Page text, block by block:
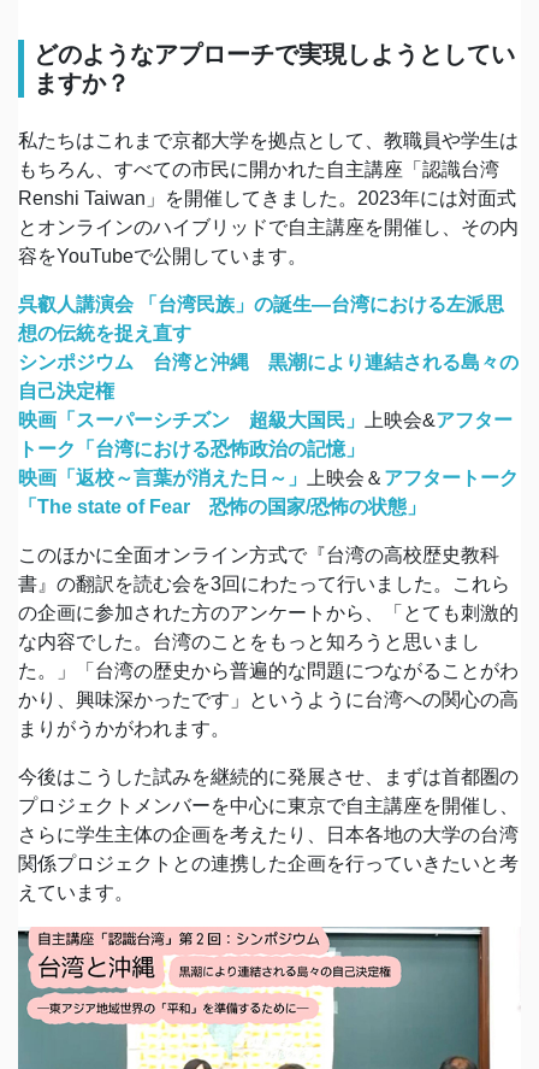
どのようなアプローチで実現しようとしてい
ますか？
私たちはこれまで京都大学を拠点として、教職員や学生は
もちろん、すべての市民に開かれた自主講座「認識台湾
Renshi Taiwan」を開催してきました。2023年には対面式
とオンラインのハイブリッドで自主講座を開催し、その内
容をYouTubeで公開しています。
呉叡人講演会 「台湾民族」の誕生―台湾における左派思
想の伝統を捉え直す
シンポジウム 台湾と沖縄 黒潮により連結される島々の
自己決定権
映画「スーパーシチズン 超級大国民」
上映会&アフター
トーク「台湾における恐怖政治の記憶」
映画「返校～言葉が消えた日～」
上映会＆ アフタートーク
「The state of Fear 恐怖の国家/恐怖の状態」
このほかに全面オンライン方式で『台湾の高校歴史教科
書』の翻訳を読む会を3回にわたって行いました。これら
の企画に参加された方のアンケートから、「とても刺激的
な内容でした。台湾のことをもっと知ろうと思いまし
た。」「台湾の歴史から普遍的な問題につながることがわ
かり、興味深かったです」というように台湾への関心の高
まりがうかがわれます。
今後はこうした試みを継続的に発展させ、まずは首都圏の
プロジェクトメンバーを中心に東京で自主講座を開催し、
さらに学生主体の企画を考えたり、日本各地の大学の台湾
関係プロジェクトとの連携した企画を行っていきたいと考
えています。